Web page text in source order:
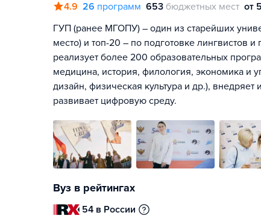
4.9 26 программ 653 бюджетных мест от
ГУП (ранее МГОПУ) – один из старейших
место) и топ-20 – по подготовке лингвистов
реализует более 200 образовательных
медицина, история, филология, экономика и
дизайн, физическая культура и др.),
развивает цифровую среду.
Вуз в рейтингах
54 в России